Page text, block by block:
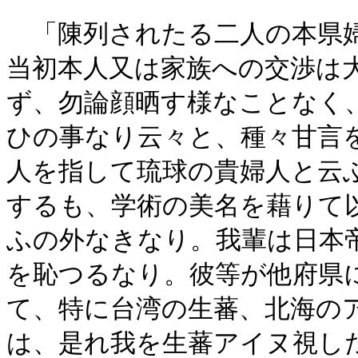
「陳列されたる二人の本県
当初本人又は家族への交渉は
ず、勿論顔晒す様なことなく
ひの事なり云々と、種々甘言
人を指して琉球の貴婦人と
するも、学術の美名を藉りて
ふの外なきなり。我輩は日本
を恥つるなり。彼等が他府
て、特に台湾の生蕃、北海の
は、是れ我を生蕃アイヌ視